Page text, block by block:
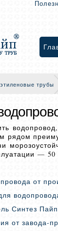
трубы
рядом
—
от
Синтез Пайп
от завода-